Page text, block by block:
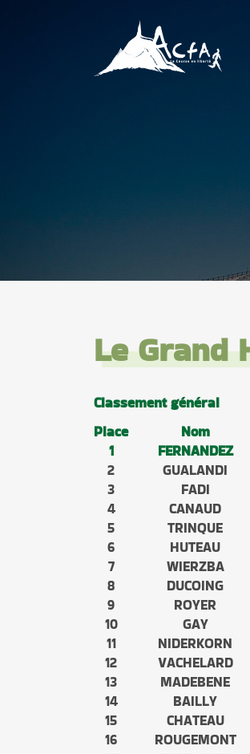
Le Grand
Classement général
Place
Nom
1
FERNANDEZ
2
GUALANDI
3
FADI
4
CANAUD
5
TRINQUE
6
HUTEAU
7
WIERZBA
8
DUCOING
9
ROYER
10
GAY
11
NIDERKORN
12
VACHELARD
13
MADEBENE
14
BAILLY
15
CHATEAU
16
ROUGEMONT